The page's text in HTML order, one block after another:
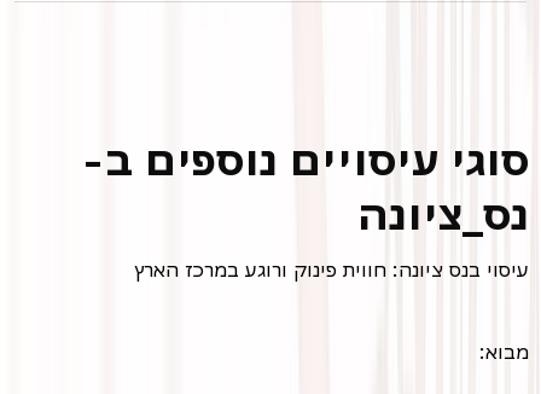
סוגי עיסויים נוספים ב-
נס_ציונה
עיסוי בנס ציונה: חווית פינוק ורוגע במרכז הארץ
מבוא: